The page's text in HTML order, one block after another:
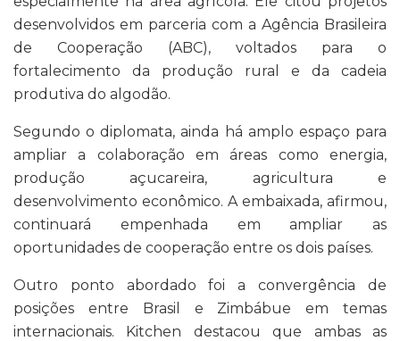
desenvolvidos em parceria com a Agência Brasileira
de Cooperação (ABC), voltados para o
fortalecimento da produção rural e da cadeia
produtiva do algodão.
Segundo o diplomata, ainda há amplo espaço para
ampliar a colaboração em áreas como energia,
produção açucareira, agricultura e
desenvolvimento econômico. A embaixada, afirmou,
continuará empenhada em ampliar as
oportunidades de cooperação entre os dois países.
Outro ponto abordado foi a convergência de
posições entre Brasil e Zimbábue em temas
internacionais. Kitchen destacou que ambas as